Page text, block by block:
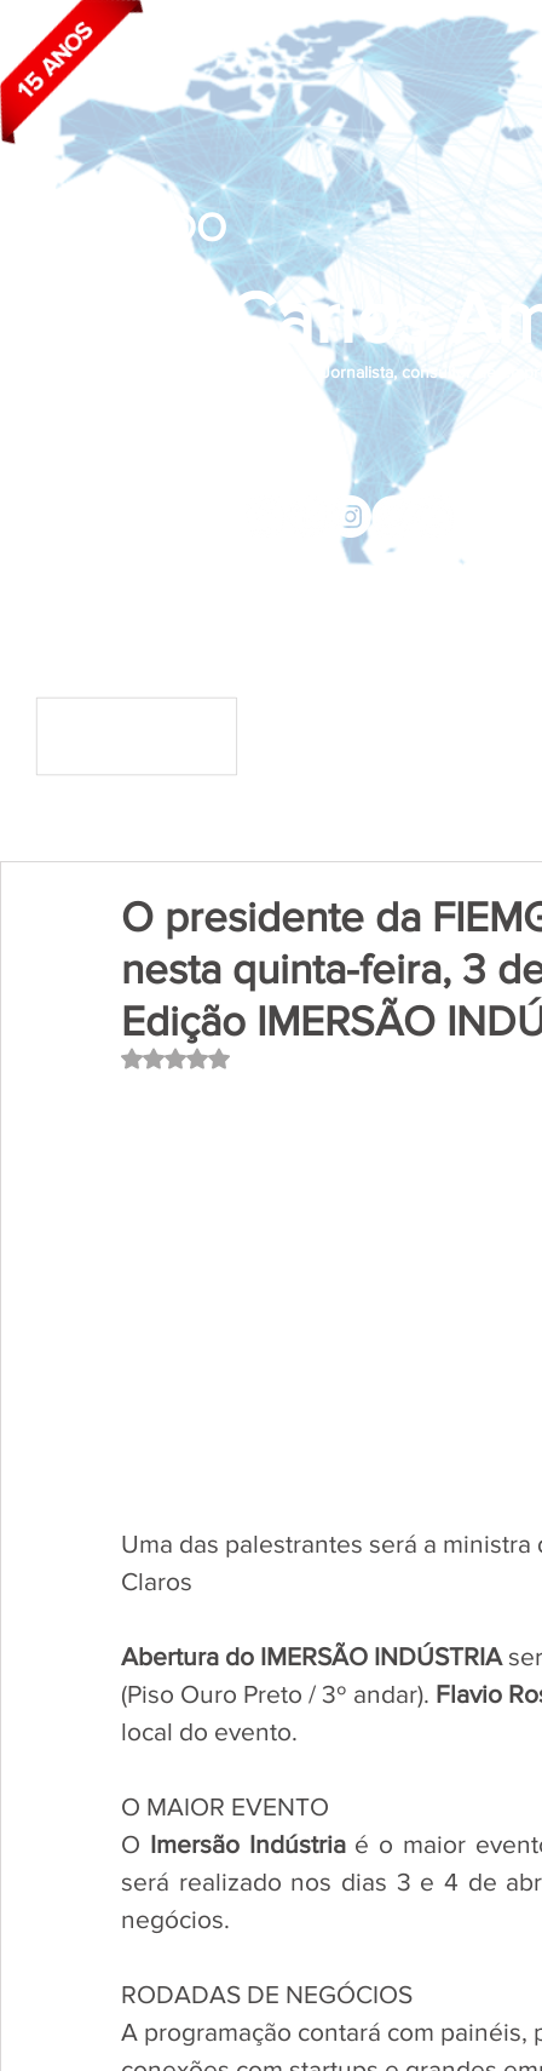
João Carlos
BLOG DO
Jornalista, consultor de
O presidente da
nesta quinta-feira, 3
Edição IMERSÃO
Avaliado com NaN de 5 estrelas.
Uma das palestrantes será a
Claros
Abertura do IMERSÃO INDÚSTRIA
(Piso Ouro Preto / 3º andar). Flavio
local do evento.
O MAIOR EVENTO
O Imersão Indústria é o maior
será realizado nos dias 3 e 4 de
negócios.
RODADAS DE NEGÓCIOS
A programação contará com